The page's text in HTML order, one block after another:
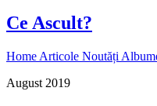
Ce Ascult?
Home Articole Noutăți
August 2019